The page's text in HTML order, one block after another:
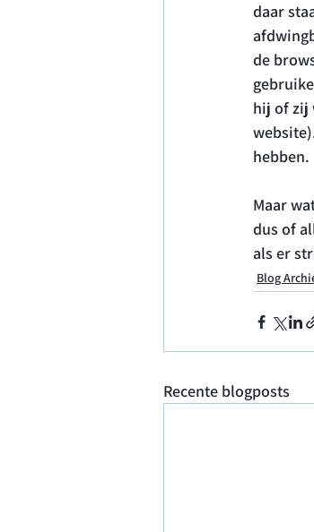
daar
de
hij of zij
hebben.
Maar
dus of
als er
Blog
Recente blogposts